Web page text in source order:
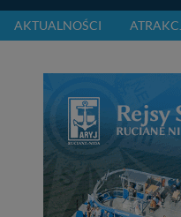
AKTUALNOŚCI